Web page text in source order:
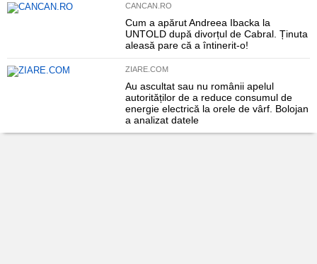
CANCAN.RO
Cum a apărut Andreea Ibacka la
UNTOLD după divorțul de Cabral. Ținuta
aleasă pare că a întinerit-o!
ZIARE.COM
Au ascultat sau nu românii apelul
autorităților de a reduce consumul de
energie electrică la orele de vârf. Bolojan
a analizat datele